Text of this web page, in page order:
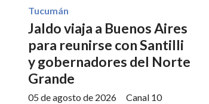
Jaldo viaja a Buenos Aires
para reunirse con Santilli
y gobernadores del Norte
Grande
Canal 10
Tucumán
05 de agosto de 2026